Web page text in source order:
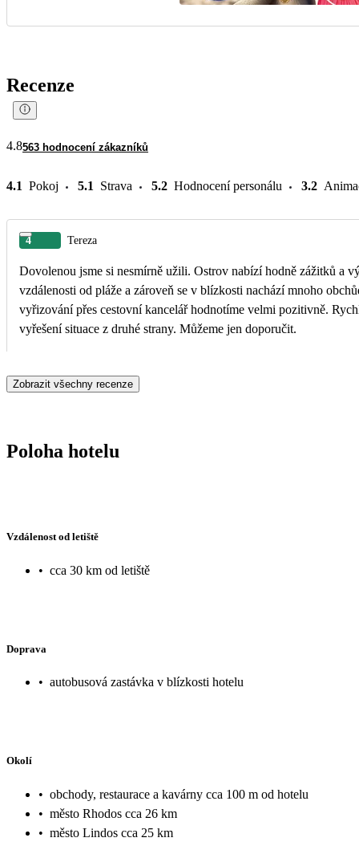
Recenze
4.8563 hodnocení zákazníků
4.1 Pokoj 5.1 Strava 5.2 Hodnocení personálu 3.2
4 Tereza
Dovolenou jsme si nesmírně užili. Ostrov nabízí hodně zážitků a
vzdálenosti od pláže a zároveň se v blízkosti nachází mnoho
vyřizování přes cestovní kancelář hodnotíme velmi pozitivně.
vyřešení situace z druhé strany. Můžeme jen doporučit.
Zobrazit všechny recenze
Poloha hotelu
Vzdálenost od letiště
• cca 30 km od letiště
Doprava
• autobusová zastávka v blízkosti hotelu
Okolí
• obchody, restaurace a kavárny cca 100 m od hotelu
• město Rhodos cca 26 km
• město Lindos cca 25 km